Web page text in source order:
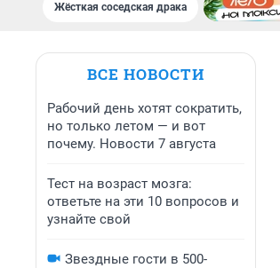
Жёсткая соседская драка
ВСЕ НОВОСТИ
Рабочий день хотят сократить,
но только летом — и вот
почему. Новости 7 августа
Тест на возраст мозга:
ответьте на эти 10 вопросов и
узнайте свой
Звездные гости в 500-